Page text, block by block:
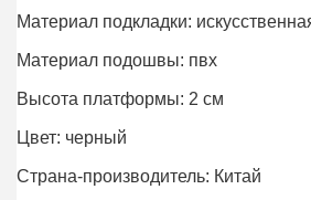
Материал подкладки:
Материал подошвы: пвх
Высота платформы: 2 см
Цвет: черный
Страна-производитель: Китай